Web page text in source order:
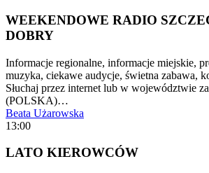
WEEKENDOWE RADIO
DOBRY
Informacje regionalne, informacje miejskie,
muzyka, ciekawe audycje, świetna zabawa,
Słuchaj przez internet lub w województwie
(POLSKA)…
Beata Użarowska
13:00
LATO KIEROWCÓW